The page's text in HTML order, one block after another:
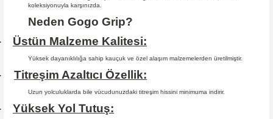
koleksiyonuyla karşınızda.
Neden Gogo Grip?
Üstün Malzeme Kalitesi:
Yüksek dayanıklılığa sahip kauçuk ve özel alaşım malzemelerden üretilmiştir.
Titreşim Azaltıcı Özellik:
Uzun yolculuklarda bile vücudunuzdaki titreşim hissini minimuma indirir.
Yüksek Yol Tutuş: